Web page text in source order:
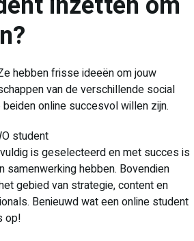
hebben frisse ideeën om jouw
van de verschillende social
online succesvol willen zijn.
student
is geselecteerd en met succes is
samenwerking hebben. Bovendien
gebied van strategie, content en
Benieuwd wat een online student
op!